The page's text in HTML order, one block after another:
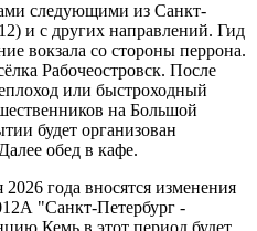
следующими из Санкт-
и с других направлений. Гид
вокзала со стороны перрона.
Рабочеостровск. После
или быстроходный
на Большой
будет организован
обед в кафе.
года вносятся изменения
"Санкт-Петербург -
Кемь в этот период будет